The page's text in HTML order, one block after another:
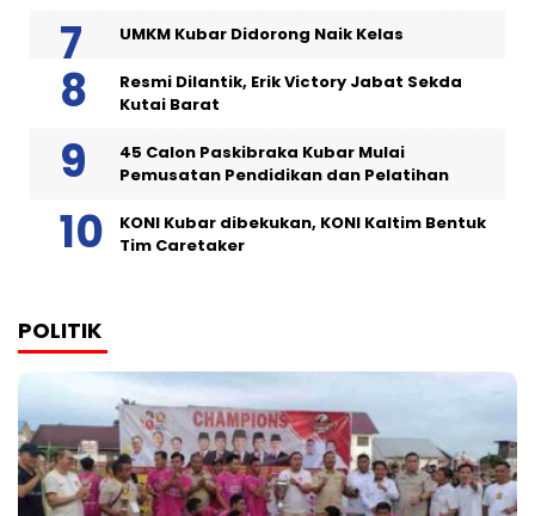
UMKM Kubar Didorong Naik Kelas
Resmi Dilantik, Erik Victory Jabat Sekda
Kutai Barat
45 Calon Paskibraka Kubar Mulai
Pemusatan Pendidikan dan Pelatihan
KONI Kubar dibekukan, KONI Kaltim Bentuk
Tim Caretaker
POLITIK